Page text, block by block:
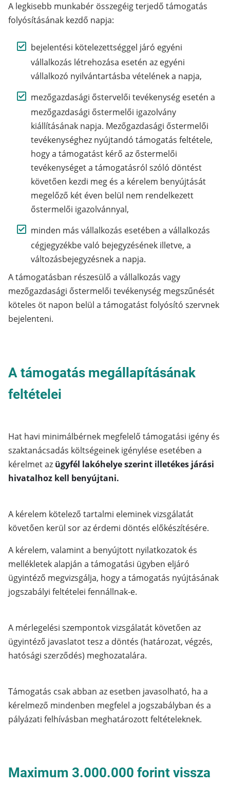
A legkisebb munkabér összegéig terjedő támogatás
folyósításának kezdő napja:
bejelentési kötelezettséggel járó egyéni
vállalkozás létrehozása esetén az egyéni
vállalkozó nyilvántartásba vételének a napja,
mezőgazdasági őstervelői tevékenység esetén a
mezőgazdasági őstermelői igazolvány
kiállításának napja. Mezőgazdasági őstermelői
tevékenységhez nyújtandó támogatás feltétele,
hogy a támogatást kérő az őstermelői
tevékenységet a támogatásról szóló döntést
követően kezdi meg és a kérelem benyújtását
megelőző két éven belül nem rendelkezett
őstermelői igazolvánnyal,
minden más vállalkozás esetében a vállalkozás
cégjegyzékbe való bejegyzésének illetve, a
változásbejegyzésnek a napja.
A támogatásban részesülő a vállalkozás vagy
mezőgazdasági őstermelői tevékenység megszűnését
köteles öt napon belül a támogatást folyósító szervnek
bejelenteni.
A támogatás megállapításának
feltételei
Hat havi minimálbérnek megfelelő támogatási igény és
szaktanácsadás költségeinek igénylése esetében a
kérelmet az ügyfél lakóhelye szerint illetékes járási
hivatalhoz kell benyújtani.
A kérelem kötelező tartalmi eleminek vizsgálatát
követően kerül sor az érdemi döntés előkészítésére.
A kérelem, valamint a benyújtott nyilatkozatok és
mellékletek alapján a támogatási ügyben eljáró
ügyintéző megvizsgálja, hogy a támogatás nyújtásának
jogszabályi feltételei fennállnak-e.
A mérlegelési szempontok vizsgálatát követően az
ügyintéző javaslatot tesz a döntés (határozat, végzés,
hatósági szerződés) meghozatalára.
Támogatás csak abban az esetben javasolható, ha a
kérelmező mindenben megfelel a jogszabályban és a
pályázati felhívásban meghatározott feltételeknek.
Maximum 3.000.000 forint vissza